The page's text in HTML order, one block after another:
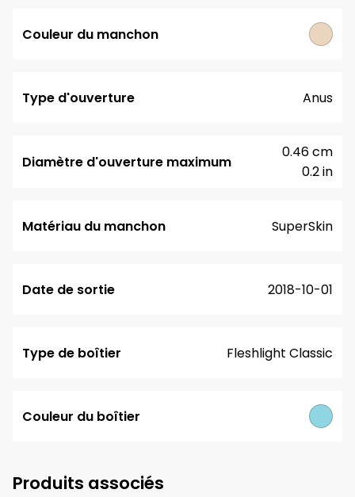
Couleur du manchon
Type d'ouverture Anus
Diamètre d'ouverture maximum
0.2 in
0.46 cm
Matériau du manchon SuperSkin
Date de sortie 2018-10-01
Type de boîtier Fleshlight Classic
Couleur du boîtier
Produits associés